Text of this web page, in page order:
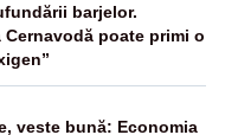
barjelor.
Cernavodă poate primi o
veste bună: Economia